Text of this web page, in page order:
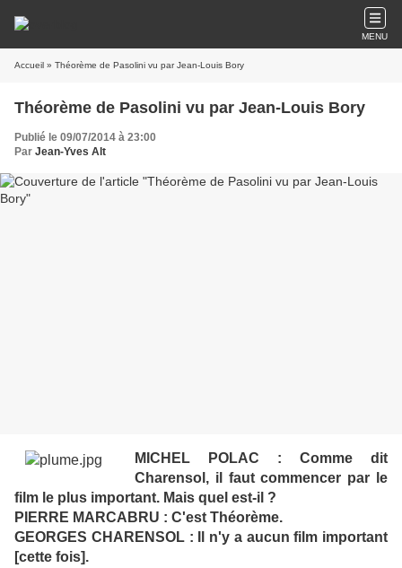
MENU
Accueil » Théorème de Pasolini vu par Jean-Louis Bory
Théorème de Pasolini vu par Jean-Louis Bory
Publié le 09/07/2014 à 23:00
Par Jean-Yves Alt
MICHEL POLAC : Comme dit
Charensol, il faut commencer par le
film le plus important. Mais quel est-il ?
PIERRE MARCABRU : C'est Théorème.
GEORGES CHARENSOL : Il n'y a aucun film important
[cette fois].